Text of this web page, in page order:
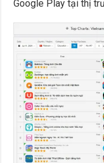
Google Play tại thị